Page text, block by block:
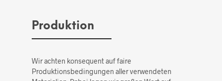
Produktion
Wir achten konsequent auf faire
Produktionsbedingungen aller verwendeten